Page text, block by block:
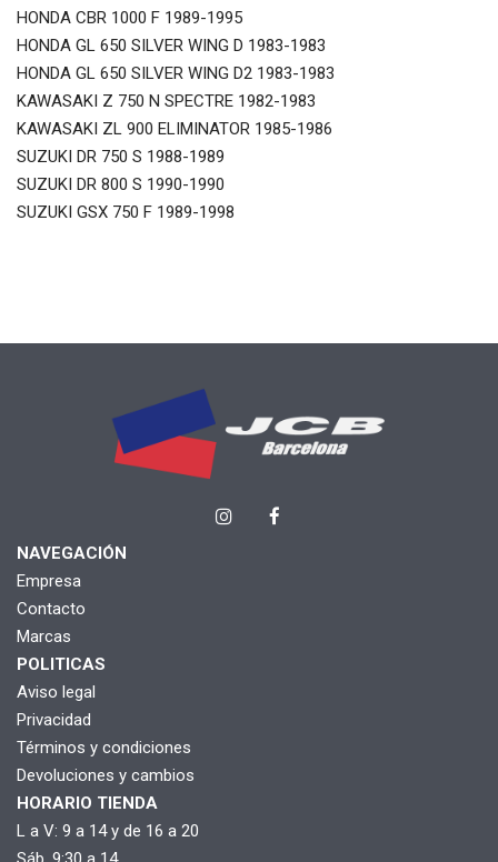
HONDA CBR 1000 F 1989-1995
HONDA GL 650 SILVER WING D 1983-1983
HONDA GL 650 SILVER WING D2 1983-1983
KAWASAKI Z 750 N SPECTRE 1982-1983
KAWASAKI ZL 900 ELIMINATOR 1985-1986
SUZUKI DR 750 S 1988-1989
SUZUKI DR 800 S 1990-1990
SUZUKI GSX 750 F 1989-1998
NAVEGACIÓN
Empresa
Contacto
Marcas
POLITICAS
Aviso legal
Privacidad
Términos y condiciones
Devoluciones y cambios
HORARIO TIENDA
L a V: 9 a 14 y de 16 a 20